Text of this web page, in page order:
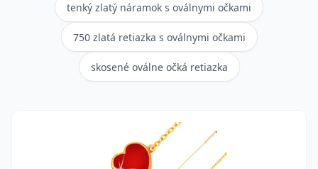
tenký zlatý náramok s oválnymi očkami
750 zlatá retiazka s oválnymi očkami
skosené oválne očká retiazka